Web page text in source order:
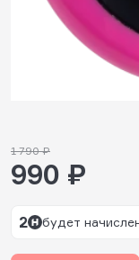
1 790 ₽
990 ₽
2 будет